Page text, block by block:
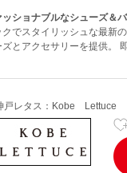
ッショナブルなシューズ＆
クでスタイリッシュな最新
ズとアクセサリーを提供。
戸レタス：Kobe Lettuce